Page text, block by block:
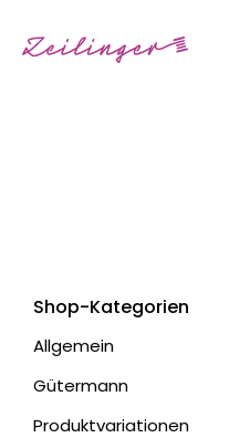
Shop-Kategorien
Allgemein
Gütermann
Produktvariationen